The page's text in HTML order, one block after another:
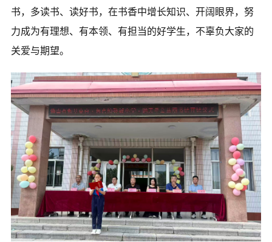
书，多读书、读好书，在书香中增长知识、开阔眼界，努
力成为有理想、有本领、有担当的好学生，不辜负大家的
关爱与期望。